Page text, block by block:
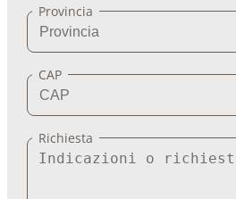
Provincia
CAP
Richiesta